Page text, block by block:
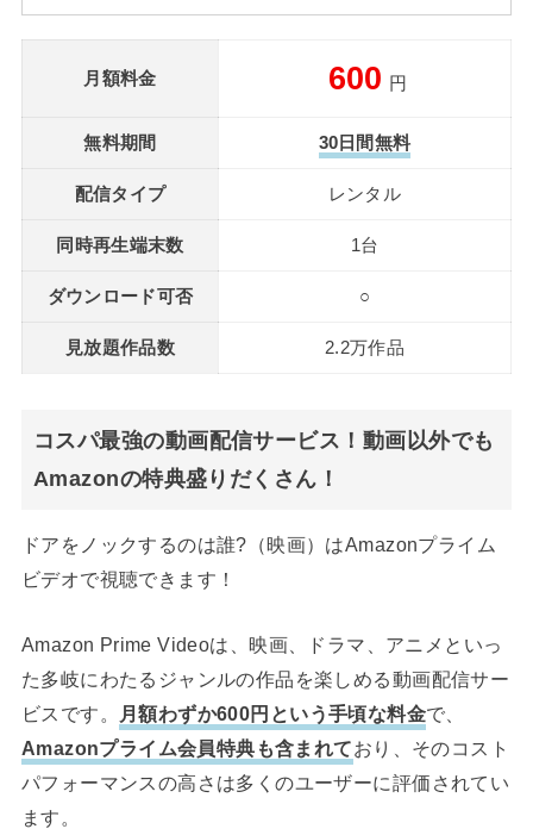
月額料金 600 円
無料期間 30日間無料
配信タイプ レンタル
同時再生端末数 1台
ダウンロード可否 ○
見放題作品数 2.2万作品
コスパ最強の動画配信サービス！動画以外でも
Amazonの特典盛りだくさん！
ドアをノックするのは誰?（映画）はAmazonプライム
ビデオで視聴できます！
Amazon Prime Videoは、映画、ドラマ、アニメといっ
た多岐にわたるジャンルの作品を楽しめる動画配信サー
ビスです。
月額わずか600円という手頃な料金で、
Amazonプライム会員特典も含まれており、そのコスト
パフォーマンスの高さは多くのユーザーに評価されてい
ます。